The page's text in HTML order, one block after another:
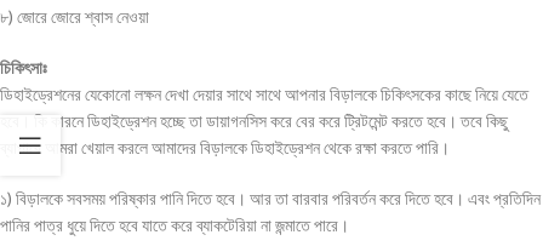
৮) জোরে জোরে শ্বাস নেওয়া
চিকিৎসাঃ
ডিহাইড্রেশনের যেকোনো লক্ষন দেখা দেয়ার সাথে সাথে আপনার বিড়ালকে চিকিৎসকের কাছে নিয়ে যেতে
হবে। কি কারনে ডিহাইড্রেশন হচ্ছে তা ডায়াগনসিস করে বের করে ট্রিটমেন্ট করতে হবে। তবে কিছু
ব্যাপারে আমরা খেয়াল করলে আমাদের বিড়ালকে ডিহাইড্রেশন থেকে রক্ষা করতে পারি।
১) বিড়ালকে সবসময় পরিষ্কার পানি দিতে হবে। আর তা বারবার পরিবর্তন করে দিতে হবে। এবং প্রতিদিন
পানির পাত্র ধুয়ে দিতে হবে যাতে করে ব্যাকটেরিয়া না জন্মাতে পারে।